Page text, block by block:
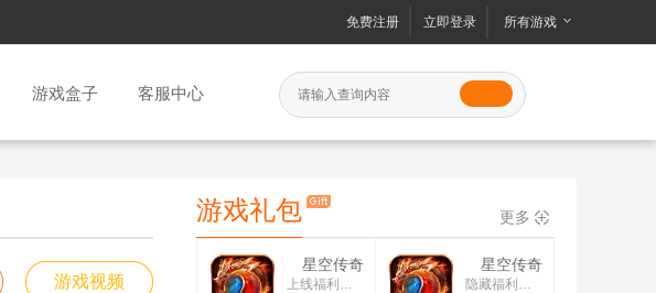
所有游戏
立即登录
免费注册
游戏盒子 客服中心
游戏视频
游戏礼包 更多
星空传奇
上线福利礼包
星空传奇
隐藏福利礼包